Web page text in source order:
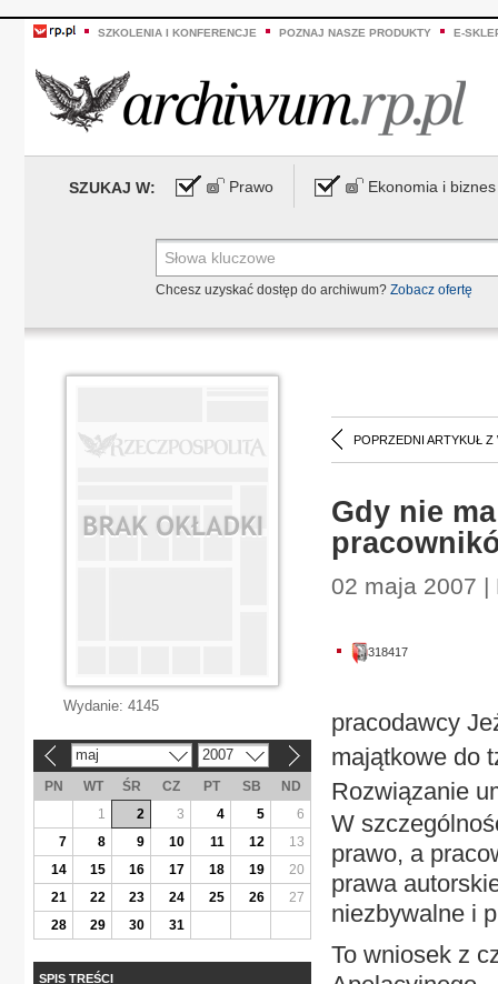
SZKOLENIA I KONFERENCJE POZNAJ NASZE PRODUKTY E-
SZUKAJ W: Prawo Ekonomia i biznes
Chcesz uzyskać dostęp do archiwum? Zobacz ofertę
POPRZEDNI ARTYKUŁ Z
Gdy nie
02 maja 2007 |
318417
pracodawcy
majątkowe do
Rozwiązanie
W
prawo, a
prawa
niezbywalne i
To wniosek z
Wydanie: 4145
maj 2007
PN WT ŚR CZ PT SB
ND
1
2 3 4 5
6
7
8 9 10 11 12
13
14
15 16 17 18 19
20
21
22 23 24 25 26
27
28
29 30 31
SPIS TREŚCI